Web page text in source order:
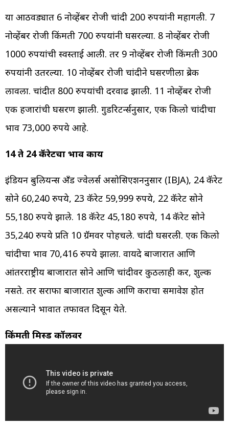
या आठवड्यात 6 नोव्हेंबर रोजी चांदी 200 रुपयांनी महागली. 7
नोव्हेंबर रोजी किंमती 700 रुपयांनी घसरल्या. 8 नोव्हेंबर रोजी
1000 रुपयांची स्वस्ताई आली. तर 9 नोव्हेंबर रोजी किंमती 300
रुपयांनी उतरल्या. 10 नोव्हेंबर रोजी चांदीने घसरणीला ब्रेक
लावला. चांदीत 800 रुपयांची दरवाढ झाली. 11 नोव्हेंबर रोजी
एक हजारांची घसरण झाली. गुडरिटर्न्सनुसार, एक किलो चांदीचा
भाव 73,000 रुपये आहे.
14 ते 24 कॅरेटचा भाव काय
इंडियन बुलियन्स अँड ज्वेलर्स असोसिएशननुसार (IBJA), 24 कॅरेट
सोने 60,240 रुपये, 23 कॅरेट 59,999 रुपये, 22 कॅरेट सोने
55,180 रुपये झाले. 18 कॅरेट 45,180 रुपये, 14 कॅरेट सोने
35,240 रुपये प्रति 10 ग्रॅमवर पोहचले. चांदी घसरली. एक किलो
चांदीचा भाव 70,416 रुपये झाला. वायदे बाजारात आणि
आंतरराष्ट्रीय बाजारात सोने आणि चांदीवर कुठलाही कर, शुल्क
नसते. तर सराफा बाजारात शुल्क आणि कराचा समावेश होत
असल्याने भावात तफावत दिसून येते.
किंमती मिस्ड कॉलवर